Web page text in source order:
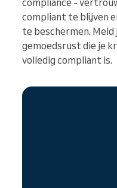
compliance -
compliant te blijven
te beschermen. Meld
gemoedsrust die je
volledig compliant is.